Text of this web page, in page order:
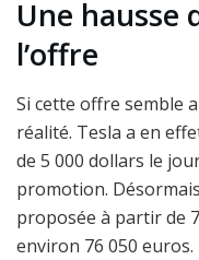
Une hausse
l’offre
Si cette offre semble
réalité. Tesla a en
de 5 000 dollars le
promotion.
proposée à partir de
environ 76 050